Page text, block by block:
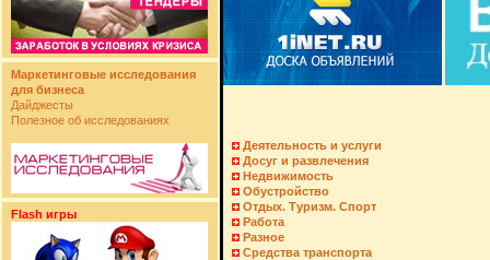
Маркетинговые исследования
для бизнеса
Дайджесты
Полезное об исследованиях
Flash игры
Деятельность и услуги
Досуг и развлечения
Недвижимость
Обустройство
Отдых. Туризм. Спорт
Работа
Разное
Средства транспорта